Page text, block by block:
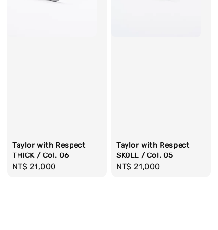
Taylor with Respect
THICK / Col. 06
Regular
NT$ 21,000
Taylor with Respect
SKOLL / Col. 05
Regular
NT$ 21,000